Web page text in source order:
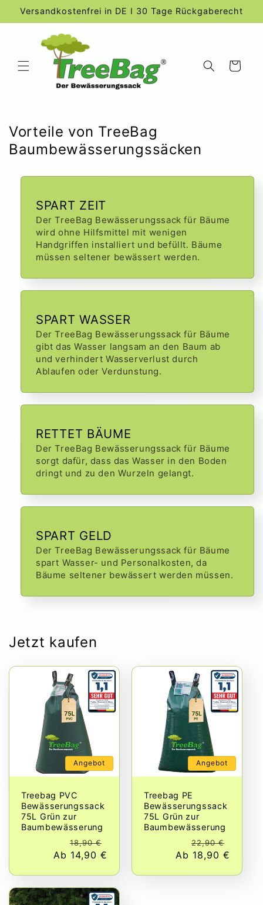
zum
Inhalt
Versandkostenfrei in DE I 30 Tage Rückgaberecht
Warenkorb
Vorteile von TreeBag
Baumbewässerungssäcken
SPART ZEIT
Der TreeBag Bewässerungssack für Bäume
wird ohne Hilfsmittel mit wenigen
Handgriffen installiert und befüllt. Bäume
müssen seltener bewässert werden.
SPART WASSER
Der TreeBag Bewässerungssack für Bäume
gibt das Wasser langsam an den Baum ab
und verhindert Wasserverlust durch
Ablaufen oder Verdunstung.
RETTET BÄUME
Der TreeBag Bewässerungssack für Bäume
sorgt dafür, dass das Wasser in den Boden
dringt und zu den Wurzeln gelangt.
SPART GELD
Der TreeBag Bewässerungssack für Bäume
spart Wasser- und Personalkosten, da
Bäume seltener bewässert werden müssen.
Jetzt kaufen
Angebot
Treebag PVC
Bewässerungssack
75L Grün zur
Baumbewässerung
18,90 €
Ab 14,90 €
Angebot
Treebag PE
Bewässerungssack
75L Grün zur
Baumbewässerung
22,90 €
Ab 18,90 €